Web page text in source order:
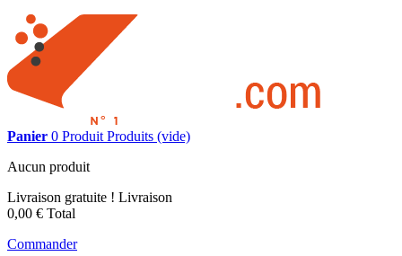
Panier 0 Produit Produits (vide)
Aucun produit
Livraison gratuite ! Livraison
0,00 € Total
Commander